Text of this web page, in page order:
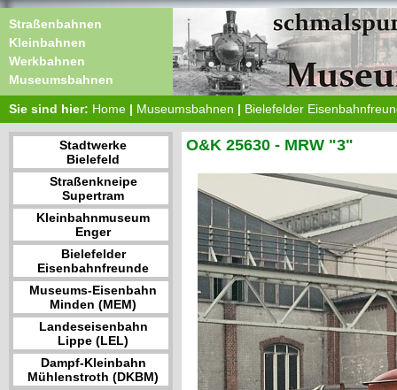
Straßenbahnen
Kleinbahnen
Werkbahnen
Museumsbahnen
Sie sind hier: Home | Museumsbahnen | Bielefelder
Stadtwerke
Bielefeld
Straßenkneipe
Supertram
Kleinbahnmuseum
Enger
Bielefelder
Eisenbahnfreunde
Museums-Eisenbahn
Minden (MEM)
Landeseisenbahn
Lippe (LEL)
Dampf-Kleinbahn
Mühlenstroth (DKBM)
O&K 25630 - MRW "3"